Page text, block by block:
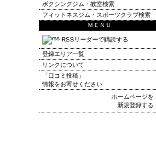
ボクシングジム・教室検索
フィットネスジム・スポーツクラブ検索
ＭＥＮＵ
RSSリーダーで購読する
登録エリア一覧
リンクについて
「口コミ投稿」
情報をお寄せください
ホームページを
新規登録する